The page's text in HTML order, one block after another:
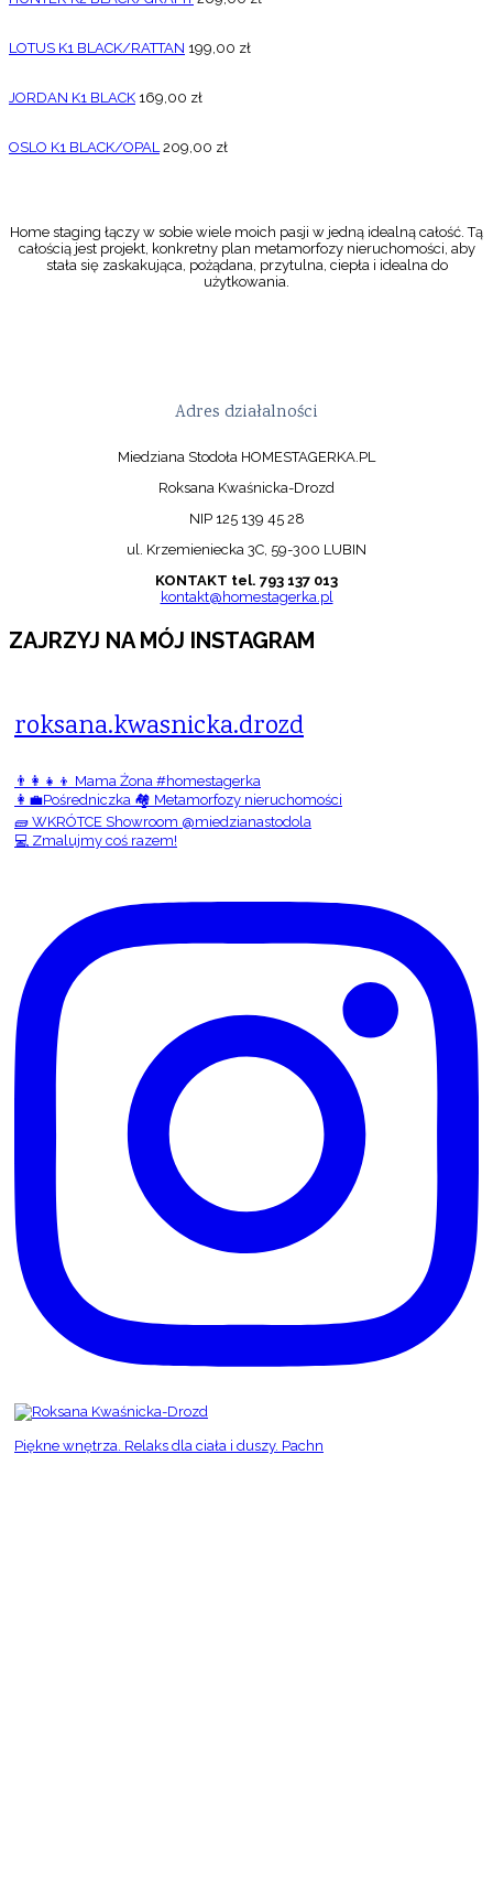
LOTUS K1 BLACK/RATTAN 199,00 zł
JORDAN K1 BLACK 169,00 zł
OSLO K1 BLACK/OPAL 209,00 zł
Home staging łączy w sobie wiele moich pasji w jedną idealną całość. Tą
całością jest projekt, konkretny plan metamorfozy nieruchomości, aby
stała się zaskakująca, pożądana, przytulna, ciepła i idealna do
użytkowania.
Adres działalności
Miedziana Stodoła HOMESTAGERKA.PL
Roksana Kwaśnicka-Drozd
NIP 125 139 45 28
ul. Krzemieniecka 3C, 59-300 LUBIN
KONTAKT tel. 793 137 013
kontakt@homestagerka.pl
ZAJRZYJ NA MÓJ INSTAGRAM
roksana.kwasnicka.drozd
👨‍👩‍👧‍👦 Mama Żona #homestagerka
👩‍💼Pośredniczka 🏘️ Metamorfozy nieruchomości
🧱 WKRÓTCE Showroom @miedzianastodola
💻 Zmalujmy coś razem!
Piękne wnętrza. Relaks dla ciała i duszy. Pachn